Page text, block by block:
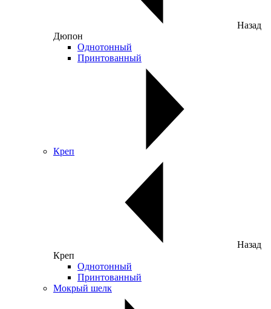
Назад
Дюпон
Однотонный
Принтованный
Креп
Назад
Креп
Однотонный
Принтованный
Мокрый шелк